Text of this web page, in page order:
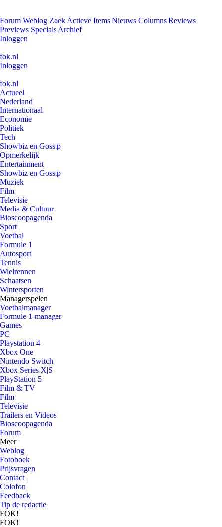
Forum Weblog Zoek Actieve Items Nieuws Columns Reviews
Previews Specials Archief
Inloggen
fok.nl
Inloggen
fok.nl
Actueel
Nederland
Internationaal
Economie
Politiek
Tech
Showbiz en Gossip
Opmerkelijk
Entertainment
Showbiz en Gossip
Muziek
Film
Televisie
Media & Cultuur
Bioscoopagenda
Sport
Voetbal
Formule 1
Autosport
Tennis
Wielrennen
Schaatsen
Wintersporten
Managerspelen
Voetbalmanager
Formule 1-manager
Games
PC
Playstation 4
Xbox One
Nintendo Switch
Xbox Series X|S
PlayStation 5
Film & TV
Film
Televisie
Trailers en Videos
Bioscoopagenda
Forum
Meer
Weblog
Fotoboek
Prijsvragen
Contact
Colofon
Feedback
Tip de redactie
FOK!
FOK!